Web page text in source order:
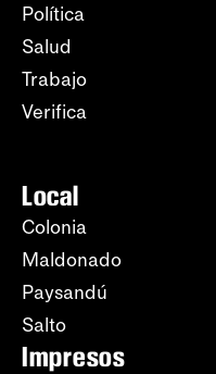
Política
Salud
Trabajo
Verifica
Local
Colonia
Maldonado
Paysandú
Salto
Impresos